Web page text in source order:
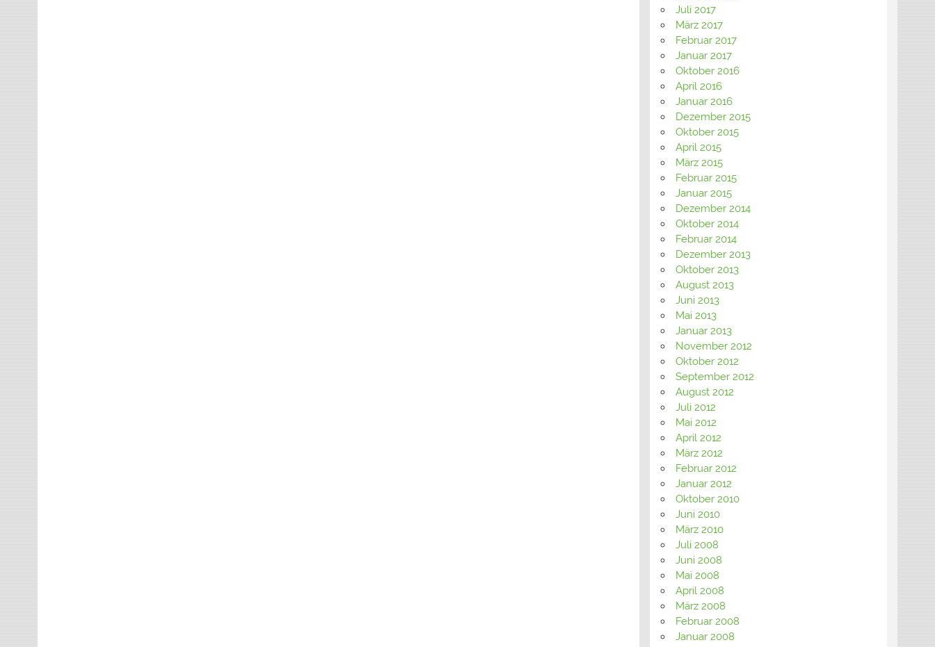
Juli 2017
März 2017
Februar 2017
Januar 2017
Oktober 2016
April 2016
Januar 2016
Dezember 2015
Oktober 2015
April 2015
März 2015
Februar 2015
Januar 2015
Dezember 2014
Oktober 2014
Februar 2014
Dezember 2013
Oktober 2013
August 2013
Juni 2013
Mai 2013
Januar 2013
November 2012
Oktober 2012
September 2012
August 2012
Juli 2012
Mai 2012
April 2012
März 2012
Februar 2012
Januar 2012
Oktober 2010
Juni 2010
März 2010
Juli 2008
Juni 2008
Mai 2008
April 2008
März 2008
Februar 2008
Januar 2008